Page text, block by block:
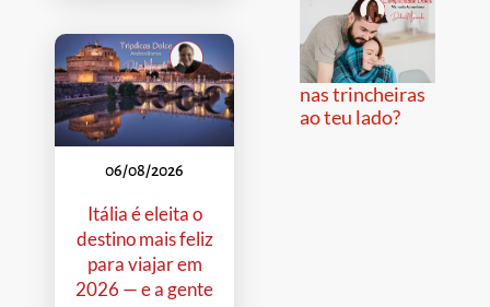
06/08/2026
Itália é eleita o
destino mais feliz
para viajar em
2026 — e a gente
nas trincheiras
ao teu lado?